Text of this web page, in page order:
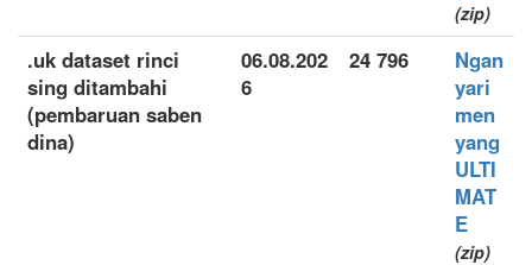
(zip)
.uk dataset rinci
sing ditambahi
(pembaruan saben
dina)
06.08.202
6
24 796
Ngan
yari
men
yang
ULTI
MAT
E
(zip)